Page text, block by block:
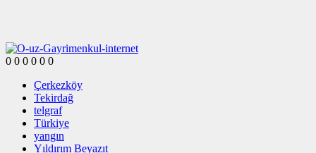
0 0 0 0 0 0
Çerkezköy
Tekirdağ
telgraf
Türkiye
yangın
Yıldırım Beyazıt